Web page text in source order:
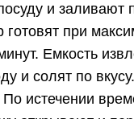
и заливают
готовят при
Емкость
и солят по
истечении